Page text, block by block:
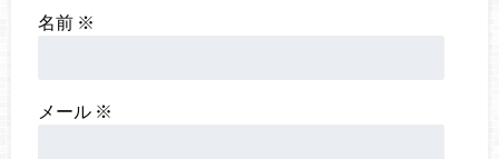
名前 ※
メール ※